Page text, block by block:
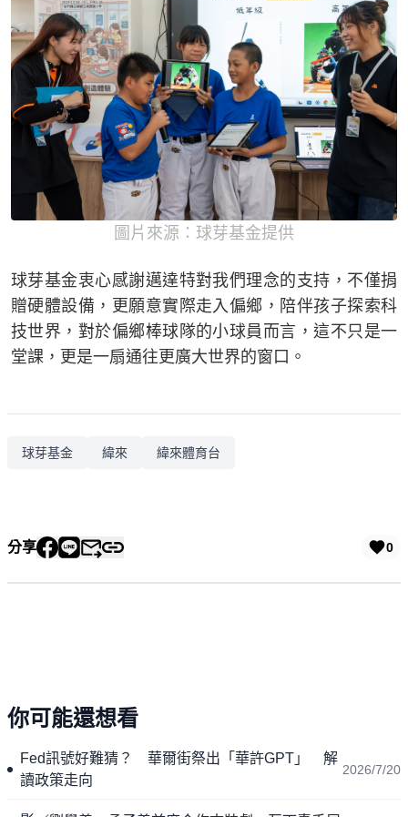
圖片來源：球芽基金提供
球芽基金衷心感謝邁達特對我們理念的支持，不僅捐
贈硬體設備，更願意實際走入偏鄉，陪伴孩子探索科
技世界，對於偏鄉棒球隊的小球員而言，這不只是一
堂課，更是一扇通往更廣大世界的窗口。
球芽基金 緯來 緯來體育台
分享 0
你可能還想看
Fed訊號好難猜？ 華爾街祭出「華許GPT」 解
讀政策走向
2026/7/20